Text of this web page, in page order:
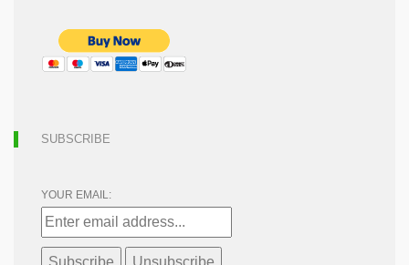
SUBSCRIBE
YOUR EMAIL: